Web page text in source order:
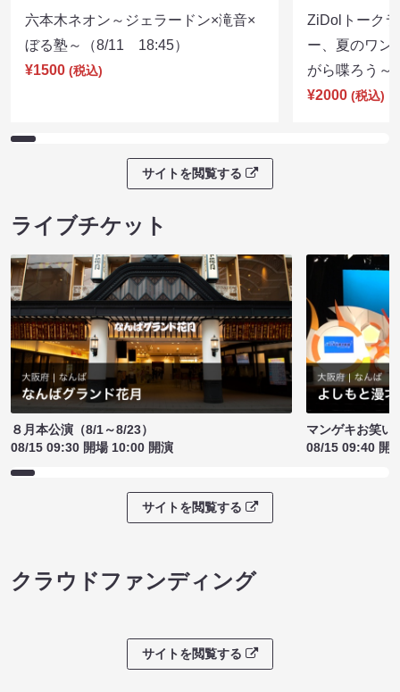
六本木ネオン～ジェラードン×滝音×
ぼる塾～（8/11 18:45）
¥1500 (税込)
ZiDolトーク
ー、夏のワン
がら喋ろう
¥2000 (税込)
サイトを閲覧する
ライブチケット
８月本公演（8/1～8/23）
08/15 09:30 開場 10:00 開演
マンゲキお笑い
08/15 09:40 開
サイトを閲覧する
クラウドファンディング
サイトを閲覧する